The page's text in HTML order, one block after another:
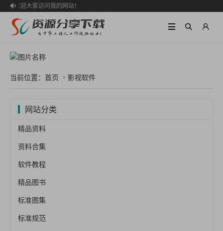

欢迎大家访问我的网站！
当前位置： 首页  影视软件
网站分类
精品资料
资料合集
软件教程
精品图书
标准图集
标准规范